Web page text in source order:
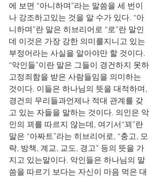
에 보면 “아니하며”라는 말씀을 세 번이
나 강조하고있는 것을 알 수가 있다. “아
니하며”란 말은 히브리어로 “로”란 말인
데 이것은 가장 강한 의미를지니고 있는
부정어라는 사실을 알아야만 할 것이다.
“악인들”이란 말은 그들이 경건하지 못하
고정죄함을 받은 사람들임을 의미하는
것이다. 이들은 하나님의 뜻을 대적하며,
경건의 무리들과언제나 적대 관계를 갖
고 있는 자들을 말하는 것이다. 의인은 악
인의 꾀를 따르지 않는데, 여기서“꾀”란
말은 “아짜트”라는 히브리어로, “충고, 모
략, 방책, 계교, 교도, 경고” 등의 뜻을 가
지고 있는말이다. 악인들은 하나님의 말
씀을 따르기 보다는 자신이 마음 먹은 대